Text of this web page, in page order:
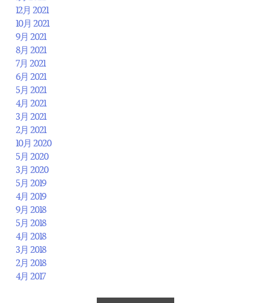
12月 2021
10月 2021
9月 2021
8月 2021
7月 2021
6月 2021
5月 2021
4月 2021
3月 2021
2月 2021
10月 2020
5月 2020
3月 2020
5月 2019
4月 2019
9月 2018
5月 2018
4月 2018
3月 2018
2月 2018
4月 2017